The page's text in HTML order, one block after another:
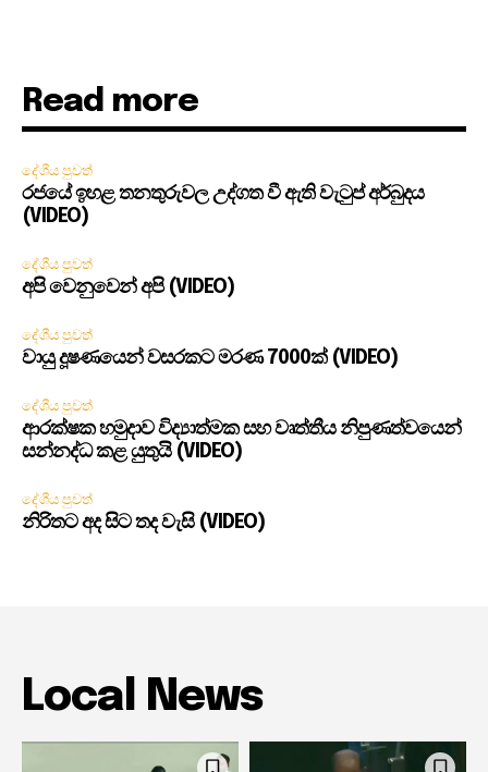
Read more
දේශීය පුවත්
රජයේ ඉහළ තනතුරුවල උද්ගත වී ඇති වැටුප් අර්බුදය
(VIDEO)
දේශීය පුවත්
අපි වෙනුවෙන් අපි (VIDEO)
දේශීය පුවත්
වායු දූෂණයෙන් වසරකට මරණ 7000ක් (VIDEO)
දේශීය පුවත්
ආරක්ෂක හමුදාව විද්‍යාත්මක සහ වෘත්තීය නිපුණත්වයෙන්
සන්නද්ධ කළ යුතුයි (VIDEO)
දේශීය පුවත්
නිරිතට අද සිට තද වැසි (VIDEO)
Local News